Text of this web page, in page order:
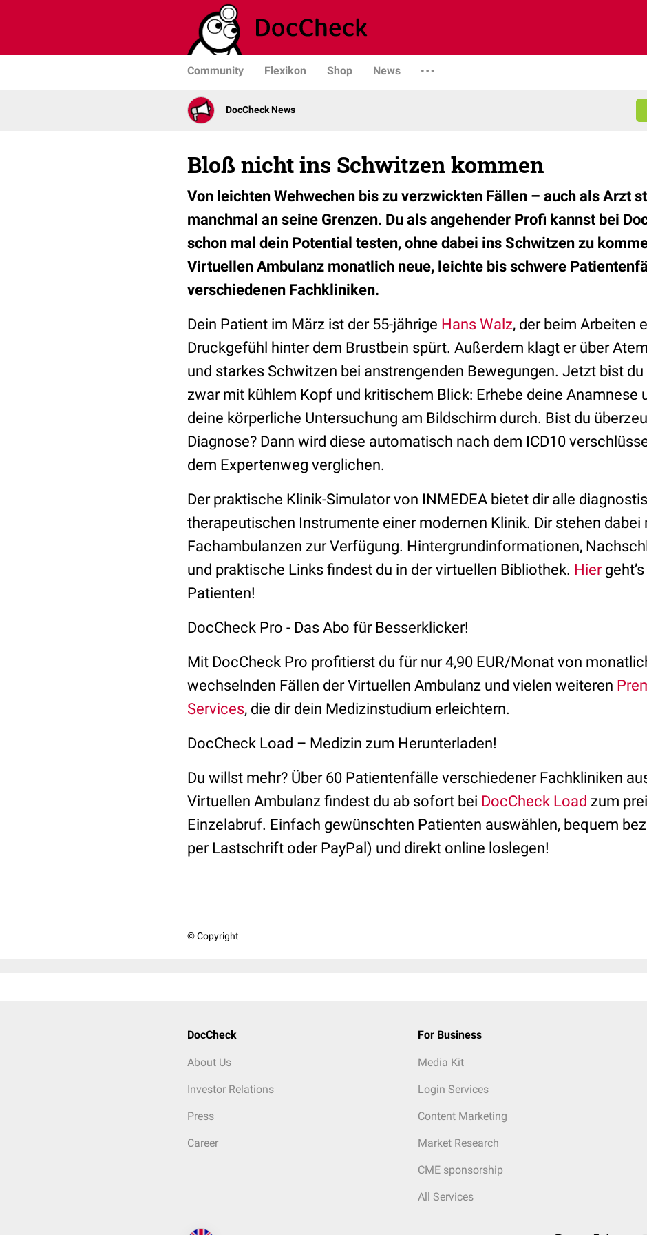
Community Flexikon Shop News
DocCheck News
Bloß nicht ins Schwitzen kommen
Von leichten Wehwechen bis zu verzwickten Fällen – auch als Arzt
manchmal an seine Grenzen. Du als angehender Profi kannst bei
schon mal dein Potential testen, ohne dabei ins Schwitzen zu
Virtuellen Ambulanz monatlich neue, leichte bis schwere
verschiedenen Fachkliniken.
Dein Patient im März ist der 55-jährige Hans Walz, der beim Arbeiten
Druckgefühl hinter dem Brustbein spürt. Außerdem klagt er über
und starkes Schwitzen bei anstrengenden Bewegungen. Jetzt bist du
zwar mit kühlem Kopf und kritischem Blick: Erhebe deine Anamnese
deine körperliche Untersuchung am Bildschirm durch. Bist du
Diagnose? Dann wird diese automatisch nach dem ICD10
dem Expertenweg verglichen.
Der praktische Klinik-Simulator von INMEDEA bietet dir alle
therapeutischen Instrumente einer modernen Klinik. Dir stehen dabei
Fachambulanzen zur Verfügung. Hintergrundinformationen,
und praktische Links findest du in der virtuellen Bibliothek. Hier
Patienten!
DocCheck Pro - Das Abo für Besserklicker!
Mit DocCheck Pro profitierst du für nur 4,90 EUR/Monat von
wechselnden Fällen der Virtuellen Ambulanz und vielen weiteren
Services, die dir dein Medizinstudium erleichtern.
DocCheck Load – Medizin zum Herunterladen!
Du willst mehr? Über 60 Patientenfälle verschiedener Fachkliniken
Virtuellen Ambulanz findest du ab sofort bei DocCheck Load zum
Einzelabruf. Einfach gewünschten Patienten auswählen, bequem
per Lastschrift oder PayPal) und direkt online loslegen!
© Copyright
DocCheck
About Us
Investor Relations
Press
Career
For Business
Media Kit
Login Services
Content Marketing
Market Research
CME sponsorship
All Services